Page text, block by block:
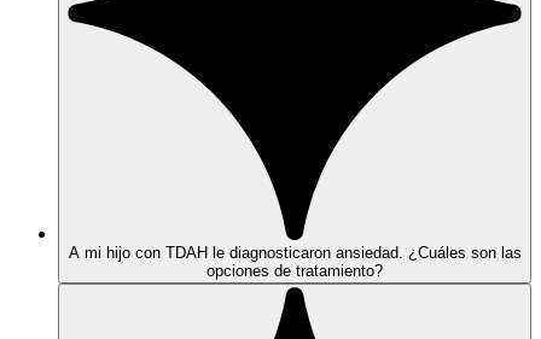
A mi hijo con TDAH le diagnosticaron ansiedad. ¿Cuáles son las
opciones de tratamiento?